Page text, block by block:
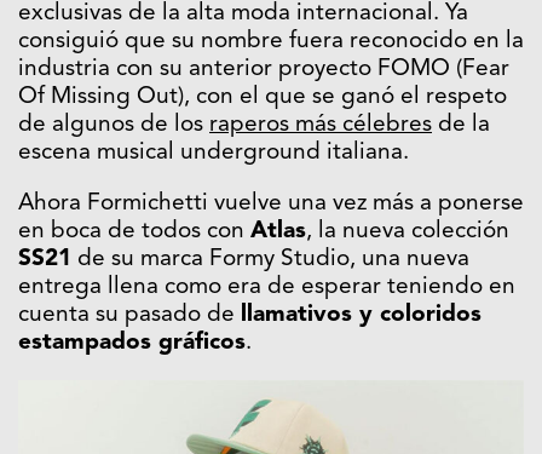
exclusivas de la alta moda internacional. Ya
consiguió que su nombre fuera reconocido en la
industria con su anterior proyecto FOMO (Fear
Of Missing Out), con el que se ganó el respeto
de algunos de los raperos más célebres de la
escena musical underground italiana.
Ahora Formichetti vuelve una vez más a ponerse
en boca de todos con Atlas, la nueva colección
SS21 de su marca Formy Studio, una nueva
entrega llena como era de esperar teniendo en
cuenta su pasado de
llamativos y coloridos
estampados gráficos.